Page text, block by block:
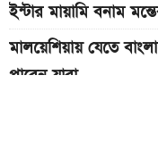
ইন্টার মায়ামি বনাম
মালয়েশিয়ায় যেতে
পাবেন যারা